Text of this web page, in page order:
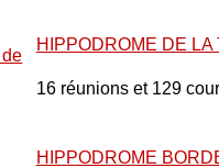
HIPPODROME DE LA
16 réunions et 129
HIPPODROME